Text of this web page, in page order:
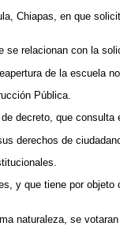
Chiapas, en que
relacionan con la
de la escuela
Pública.
decreto, que
de
que tiene por
naturaleza, se